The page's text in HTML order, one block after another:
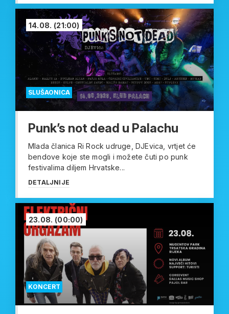
SLUŠAONICA
14.08. (21:00)
Punk’s not dead u Palachu
Mlada članica Ri Rock udruge, DJEvica, vrtjet će
bendove koje ste mogli i možete čuti po punk
festivalima diljem Hrvatske...
DETALJNIJE
KONCERT
23.08. (00:00)